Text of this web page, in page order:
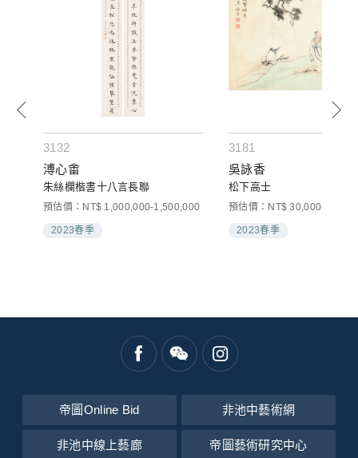
3132
溥心畬
朱絲欄楷書十八言長聯
預估價：NT$ 1,000,000-1,500,000
2023春季
3181
吳詠香
松下高士
預估價：NT$ 30,000-50,000
2023春季
帝圖Online Bid 非池中藝術網
非池中線上藝廊 帝圖藝術研究中心